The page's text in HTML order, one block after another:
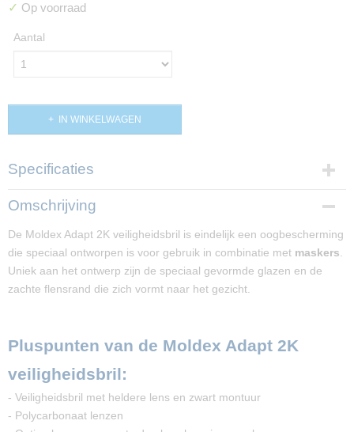
✓ Op voorraad
Aantal
IN WINKELWAGEN
Specificaties
Productcode
Omschrijving
De Moldex Adapt 2K veiligheidsbril is eindelijk een oogbescherming
die speciaal ontworpen is voor gebruik in combinatie met maskers
Uniek aan het ontwerp zijn de speciaal gevormde glazen en de
zachte flensrand die zich vormt naar het gezicht.
Pluspunten van de Moldex Adapt 2K
veiligheidsbril:
- Veiligheidsbril met heldere lens en zwart montuur
- Polycarbonaat lenzen